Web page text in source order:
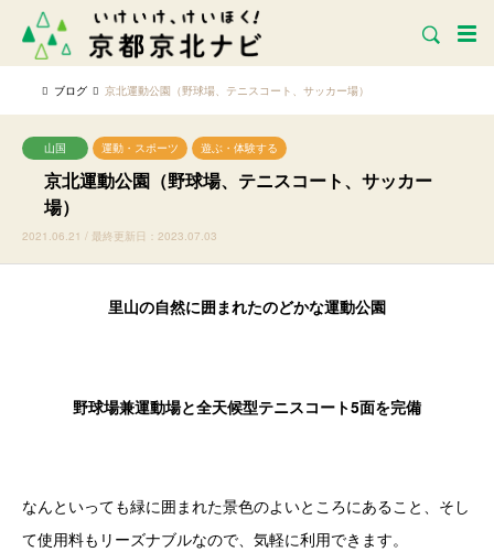
ブログ 京北運動公園（野球場、テニスコート、サッカー場）
山国 運動・スポーツ 遊ぶ・体験する
京北運動公園（野球場、テニスコート、サッカー
場）
2021.06.21 / 最終更新日：2023.07.03
里山の自然に囲まれたのどかな運動公園
野球場兼運動場と全天候型テニスコート5面を完備
なんといっても緑に囲まれた景色のよいところにあること、そし
て使用料もリーズナブルなので、気軽に利用できます。